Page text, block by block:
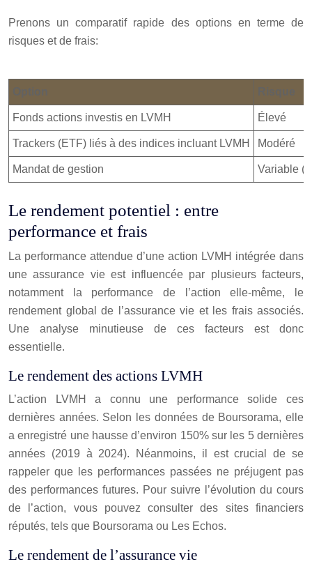
Prenons un comparatif rapide des options en terme de
risques et de frais:
Option
Fonds actions investis en LVMH Élevé
Trackers (ETF) liés à des indices incluant LVMH Modéré
Mandat de gestion Variable
Le rendement potentiel : entre
performance et frais
La performance attendue d’une action LVMH intégrée dans
une assurance vie est influencée par plusieurs facteurs,
notamment la performance de l’action elle-même, le
rendement global de l’assurance vie et les frais associés.
Une analyse minutieuse de ces facteurs est donc
essentielle.
Le rendement des actions LVMH
L’action LVMH a connu une performance solide ces
dernières années. Selon les données de Boursorama, elle
a enregistré une hausse d’environ 150% sur les 5 dernières
années (2019 à 2024). Néanmoins, il est crucial de se
rappeler que les performances passées ne préjugent pas
des performances futures. Pour suivre l’évolution du cours
de l’action, vous pouvez consulter des sites financiers
réputés, tels que Boursorama ou Les Echos.
Le rendement de l’assurance vie